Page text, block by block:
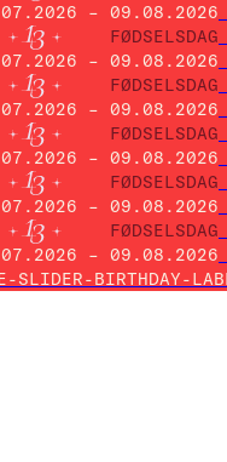
– 09.08.2026
FØDSELSDAG
– 09.08.2026
FØDSELSDAG
– 09.08.2026
FØDSELSDAG
– 09.08.2026
FØDSELSDAG
– 09.08.2026
FØDSELSDAG
– 09.08.2026
BIRTHDAY-